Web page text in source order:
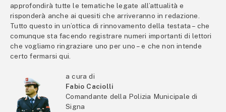
approfondirà tutte le tematiche legate all’attualità e
risponderà anche ai quesiti che arriveranno in redazione.
Tutto questo in un’ottica di rinnovamento della testata – che
comunque sta facendo registrare numeri importanti di lettori
che vogliamo ringraziare uno per uno – e che non intende
certo fermarsi qui.
a cura di
Fabio Caciolli
Comandante della Polizia Municipale di
Signa